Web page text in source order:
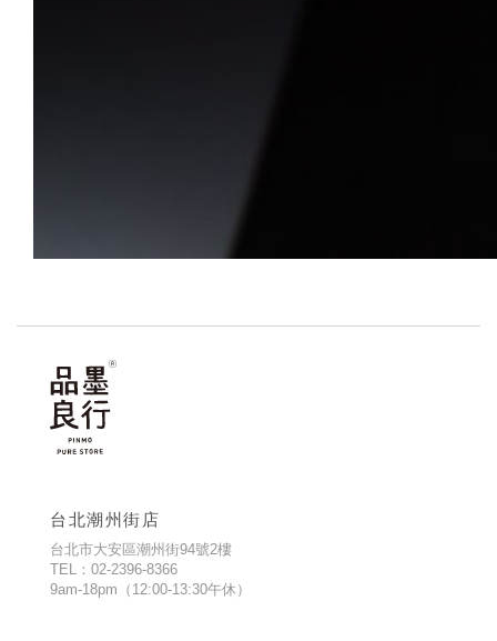
台北潮州街店
台北市大安區潮州街94號2樓
TEL：02-2396-8366
9am-18pm（12:00-13:30午休）